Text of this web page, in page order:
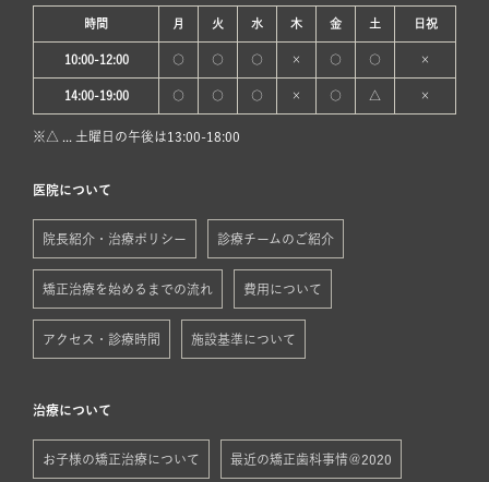
時間 月 火 水 木 金 土 日 祝
10:00-12:00 ○ ○ ○ × ○ ○ ×
14:00-19:00 ○ ○ ○ × ○ △ ×
※△ ... 土曜日の午後は13:00-18:00
医院について
院長紹介・治療ポリシー 診療チームのご紹介
矯正治療を始めるまでの流れ 費用について
アクセス・診療時間 施設基準について
治療について
お子様の矯正治療について 最近の矯正歯科事情＠2020